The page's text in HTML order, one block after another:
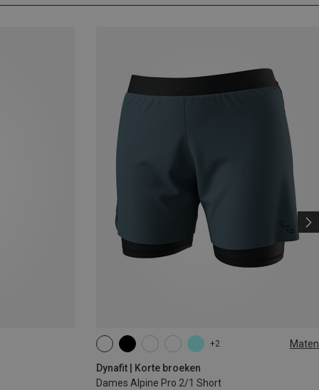
+2 Maten
Dynafit | Korte broeken
Dames Alpine Pro 2/1 Short
XS S M XL